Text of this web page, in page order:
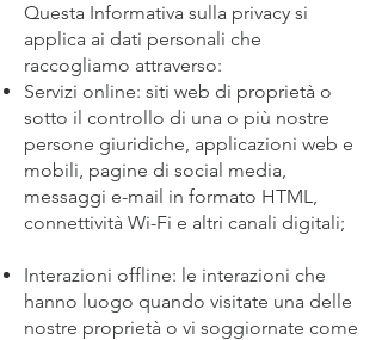
Questa Informativa sulla privacy si
applica ai dati personali che
raccogliamo attraverso:
Servizi online: siti web di proprietà o
sotto il controllo di una o più nostre
persone giuridiche, applicazioni web e
mobili, pagine di social media,
messaggi e-mail in formato HTML,
connettività Wi-Fi e altri canali digitali;
Interazioni offline: le interazioni che
hanno luogo quando visitate una delle
nostre proprietà o vi soggiornate come